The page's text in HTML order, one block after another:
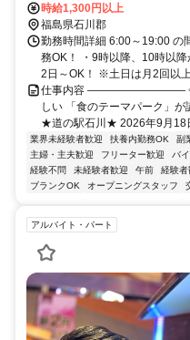
時給1,300円以上
福島県石川郡
勤務時間詳細 6:00～19:00 の
務OK！ ・9時以降、10時以
2日～OK！ ※土日は月2回以
仕事内容 ―――――――――
しい 「食のテーマパー
★道の駅石川★ 2026年9月18
業界未経験者歓迎 扶養内勤務OK 副
主婦・主夫歓迎
フリーター歓迎 バ
経験不問
未経験者歓迎 午前 経験者
ブランクOK
オープニングスタッフ
アルバイト・パート